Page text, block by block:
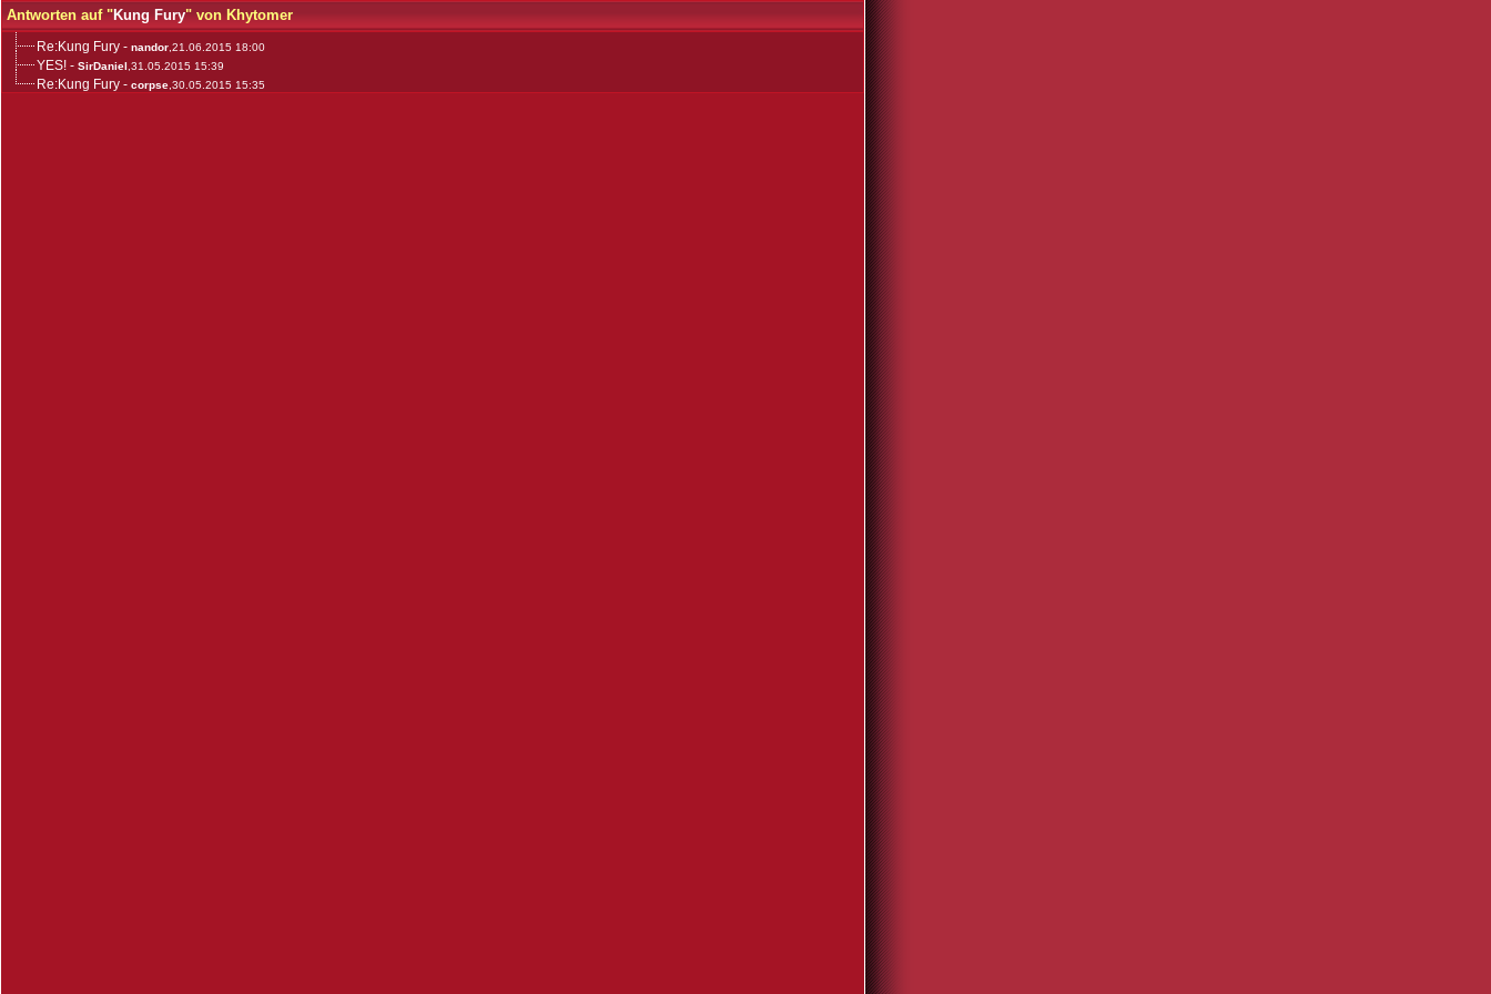
Antworten auf "Kung Fury" von Khytomer
Re:Kung Fury - nandor ,21.06.2015 18:00
YES! - SirDaniel ,31.05.2015 15:39
Re:Kung Fury - corpse ,30.05.2015 15:35